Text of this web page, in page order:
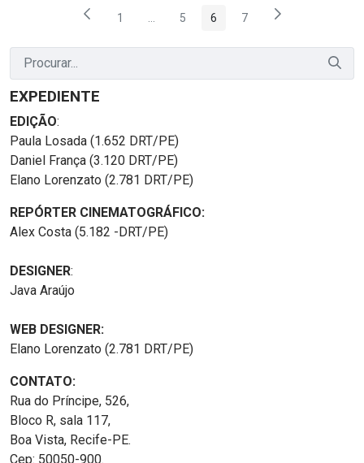
Página
1 Páginas intermediárias Usar ABA para
Página
5 Página
6 Página
7
EXPEDIENTE
EDIÇÃO:
Paula Losada (1.652 DRT/PE)
Daniel França (3.120 DRT/PE)
Elano Lorenzato (2.781 DRT/PE)
REPÓRTER CINEMATOGRÁFICO:
Alex Costa (5.182 -DRT/PE)
DESIGNER:
Java Araújo
WEB DESIGNER:
Elano Lorenzato (2.781 DRT/PE)
CONTATO:
Rua do Príncipe, 526,
Bloco R, sala 117,
Boa Vista, Recife-PE.
Cep: 50050-900.